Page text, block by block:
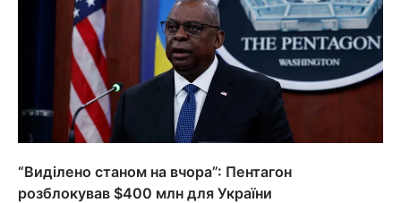
“Виділено станом на вчора”: Пентагон
розблокував $400 млн для України